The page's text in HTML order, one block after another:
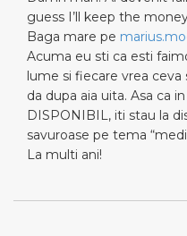
guess I’ll keep the
Baga mare pe
Acuma eu sti ca esti
lume si fiecare vrea ceva
da dupa aia uita. Asa ca
DISPONIBIL, iti stau la
savuroase pe tema
La multi ani!